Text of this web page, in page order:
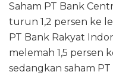
Saham PT Bank
turun 1,2 persen ke
PT Bank Rakyat
melemah 1,5 persen
sedangkan saham